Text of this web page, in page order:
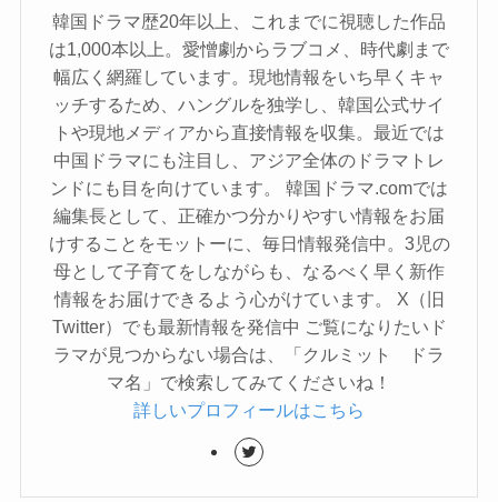
韓国ドラマ歴20年以上、これまでに視聴した作品
は1,000本以上。愛憎劇からラブコメ、時代劇まで
幅広く網羅しています。現地情報をいち早くキャ
ッチするため、ハングルを独学し、韓国公式サイ
トや現地メディアから直接情報を収集。最近では
中国ドラマにも注目し、アジア全体のドラマトレ
ンドにも目を向けています。 韓国ドラマ.comでは
編集長として、正確かつ分かりやすい情報をお届
けすることをモットーに、毎日情報発信中。3児の
母として子育てをしながらも、なるべく早く新作
情報をお届けできるよう心がけています。 X（旧
Twitter）でも最新情報を発信中 ご覧になりたいド
ラマが見つからない場合は、「クルミット ドラ
マ名」で検索してみてくださいね！
詳しいプロフィールはこちら